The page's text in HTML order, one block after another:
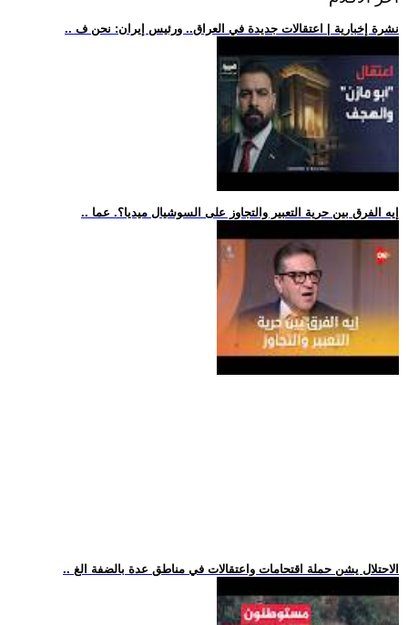
.. نشرة إخبارية | اعتقالات جديدة في العراق.. ورئيس إيران: نحن ف
.. إيه الفرق بين حرية التعبير والتجاوز على السوشيال ميديا؟. عما
.. الاحتلال يشن حملة اقتحامات واعتقالات في مناطق عدة بالضفة الغ